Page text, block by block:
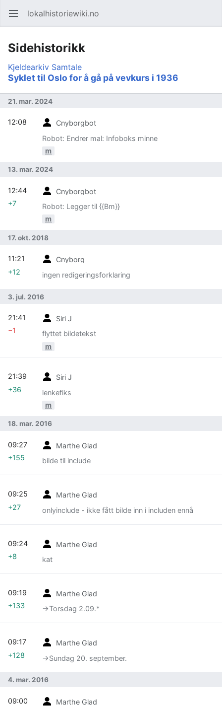
Åpne hovedmenyen lokalhistoriewiki.no
Sidehistorikk
Kjeldearkiv Samtale
Syklet til Oslo for å gå på vevkurs i 1936
21. mar. 2024
Cnyborgbot
Robot: Endrer mal: Infoboks minne
m
12:08
13. mar. 2024
Cnyborgbot
Robot: Legger til {{Bm}}
m
12:44
+7
17. okt. 2018
Cnyborg
ingen redigeringsforklaring
11:21
+12
3. jul. 2016
Siri J
flyttet bildetekst
m
21:41
−1
Siri J
lenkefiks
m
21:39
+36
18. mar. 2016
Marthe Glad
bilde til include
09:27
+155
Marthe Glad
onlyinclude - ikke fått bilde inn i includen ennå
09:25
+27
Marthe Glad
kat
09:24
+8
Marthe Glad
→‎Torsdag 2.09.*
09:19
+133
Marthe Glad
→‎Sundag 20. september.
09:17
+128
4. mar. 2016
Marthe Glad
09:00